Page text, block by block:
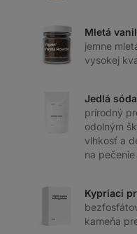
Mletá
jemne
vysokej
Jedlá
prírodný
odolným
vlhkosť a
na
Kypriaci
kameňa